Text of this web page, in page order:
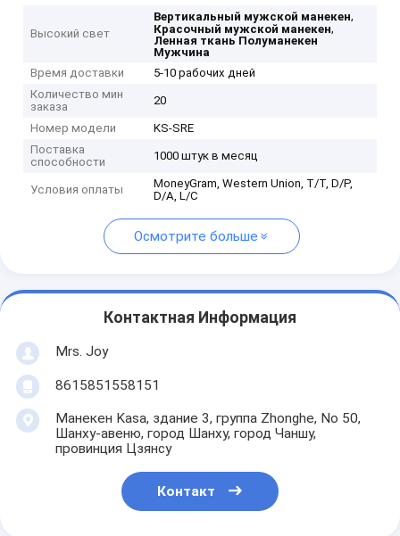
Высокий свет
Вертикальный мужской манекен,
Красочный мужской манекен,
Ленная ткань Полуманекен
Мужчина
Время доставки
5-10 рабочих дней
Количество мин
заказа
20
Номер модели
KS-SRE
Поставка
способности
1000 штук в месяц
Условия оплаты
MoneyGram, Western Union, T/T, D/P,
D/A, L/C
Осмотрите больше
Контактная Информация
Mrs. Joy
8615851558151
Манекен Kasa, здание 3, группа Zhonghe, No 50,
Шанху-авеню, город Шанху, город Чаншу,
провинция Цзянсу
Контакт